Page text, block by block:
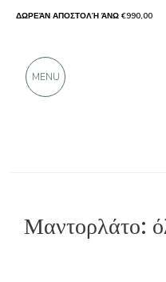
Μαντορλάτο:
ΔΩΡΕΆΝ ΑΠΟΣΤΟΛΉ ΆΝΩ €990,00
MENU